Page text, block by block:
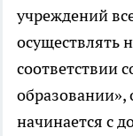
учреждений
осуществлять
соответствии
образовании»,
начинается с